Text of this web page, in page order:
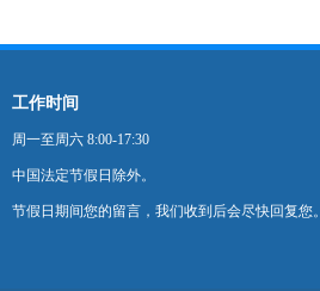
工作时间
周一至周六 8:00-17:30
中国法定节假日除外。
节假日期间您的留言，我们收到后会尽快回复您。